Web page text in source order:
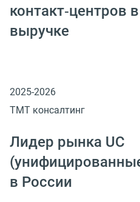
контакт‑центров
выручке
2025-2026
ТМТ консалтинг
Лидер рынка UC
в России